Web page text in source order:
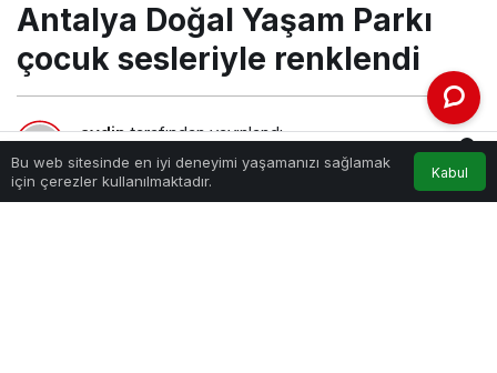
Antalya Doğal Yaşam Parkı
çocuk sesleriyle renklendi
aydintarafından yayınlandı
1 Şubat 2024, 18:20yayınlandı
212
Bu web sitesinde en iyi deneyimi yaşamanızı sağlamak
için çerezler kullanılmaktadır.
Kabul
Anasayfa Akış Bildirimler